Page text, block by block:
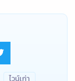
ไวน์เก่า